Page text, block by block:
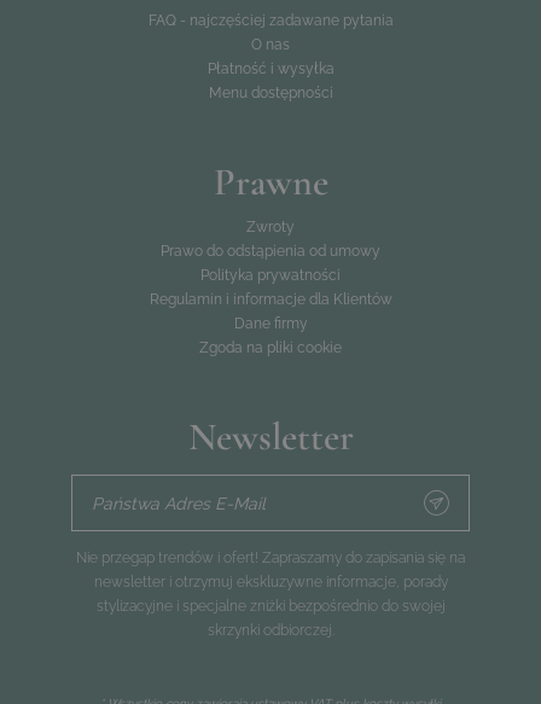
FAQ - najczęściej zadawane pytania
O nas
Płatność i wysyłka
Menu dostępności
Prawne
Zwroty
Prawo do odstąpienia od umowy
Polityka prywatności
Regulamin i informacje dla Klientów
Dane firmy
Zgoda na pliki cookie
Newsletter
Państwa Adres E-Mail
Nie przegap trendów i ofert! Zapraszamy do zapisania się na
newsletter i otrzymuj ekskluzywne informacje, porady
stylizacyjne i specjalne zniżki bezpośrednio do swojej
skrzynki odbiorczej.